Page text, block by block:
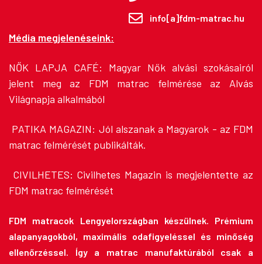
info[a]fdm-matrac.hu
Média megjelenéseink:
NŐK LAPJA CAFÉ: Magyar Nők alvási szokásairól
jelent meg az FDM matrac felmérése az Alvás
Világnapja alkalmából
PATIKA MAGAZIN: Jól alszanak a Magyarok - az FDM
matrac felmérését publikálták.
CIVILHETES: Civilhetes Magazin is megjelentette az
FDM matrac felmérését
FDM matracok Lengyelországban készülnek. Prémium
alapanyagokból, maximális odafigyeléssel és minőség
ellenőrzéssel. Így a matrac manufaktúrából csak a